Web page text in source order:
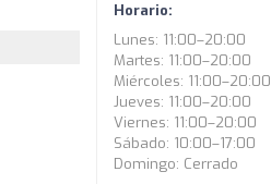
Horario:
Lunes: 11:00–20:00
Martes: 11:00–20:00
Miércoles: 11:00–20:00
Jueves: 11:00–20:00
Viernes: 11:00–20:00
Sábado: 10:00–17:00
Domingo: Cerrado